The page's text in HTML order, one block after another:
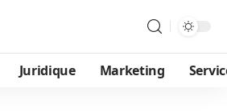
Juridique Marketing